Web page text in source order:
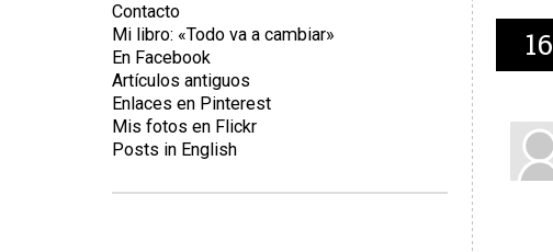
16
Contacto
Mi libro: «Todo va a cambiar»
En Facebook
Artículos antiguos
Enlaces en Pinterest
Mis fotos en Flickr
Posts in English